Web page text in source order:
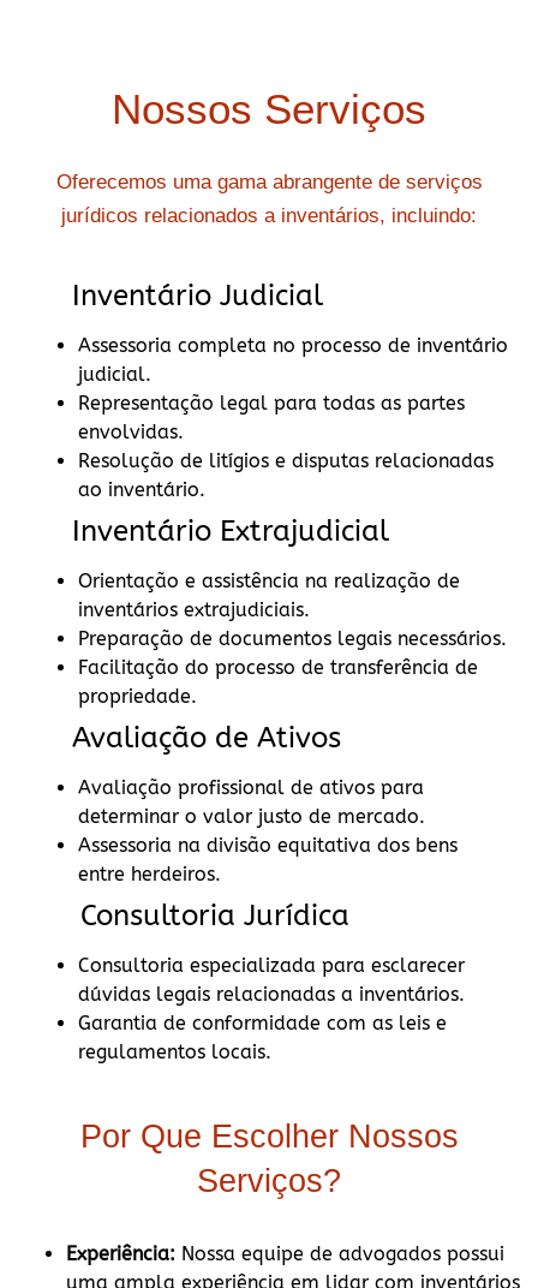
Nossos Serviços
Oferecemos uma gama abrangente de serviços
jurídicos relacionados a inventários, incluindo:
Inventário Judicial
Assessoria completa no processo de inventário
judicial.
Representação legal para todas as partes
envolvidas.
Resolução de litígios e disputas relacionadas
ao inventário.
Inventário Extrajudicial
Orientação e assistência na realização de
inventários extrajudiciais.
Preparação de documentos legais necessários.
Facilitação do processo de transferência de
propriedade.
Avaliação de Ativos
Avaliação profissional de ativos para
determinar o valor justo de mercado.
Assessoria na divisão equitativa dos bens
entre herdeiros.
Consultoria Jurídica
Consultoria especializada para esclarecer
dúvidas legais relacionadas a inventários.
Garantia de conformidade com as leis e
regulamentos locais.
Por Que Escolher Nossos
Serviços?
Experiência: Nossa equipe de advogados possui
uma ampla experiência em lidar com inventários